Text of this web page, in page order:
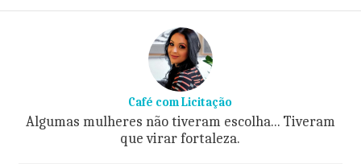
Café com Licitação
Algumas mulheres não tiveram escolha... Tiveram
que virar fortaleza.